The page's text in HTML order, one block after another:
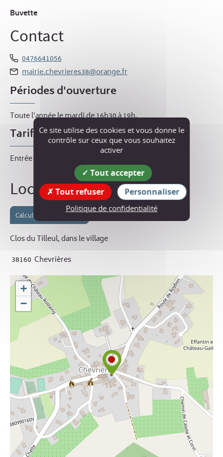
Buvette
Contact
0476641056
mairie.chevrieres38@orange.fr
Périodes d'ouverture
Toute l'année le mardi de 16h30 à 19h.
Tarif
Entrée libre.
Localisation
Calculer votre itinéraire
Clos du Tilleul, dans le village
38160 Chevrières
+
−
Ce site utilise des cookies et vous donne le
contrôle sur ceux que vous souhaitez
activer
Tout accepter
Tout refuser
Personnaliser
Politique de confidentialité